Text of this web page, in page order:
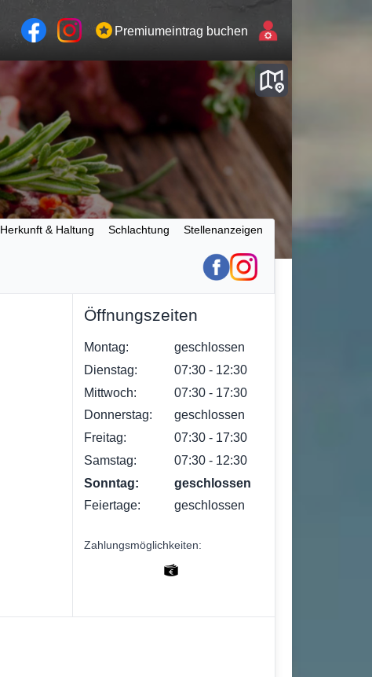
Premiumeintrag buchen
Herkunft & Haltung Schlachtung Stellenanzeigen
Öffnungszeiten
Montag:
geschlossen
Dienstag:
07:30 ‐ 12:30
Mittwoch:
07:30 ‐ 17:30
Donnerstag:
geschlossen
Freitag:
07:30 ‐ 17:30
Samstag:
07:30 ‐ 12:30
Sonntag:
geschlossen
Feiertage:
geschlossen
Zahlungsmöglichkeiten: